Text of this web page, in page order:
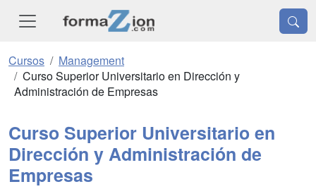
Cursos
Management
Curso Superior Universitario en Dirección y
Administración de Empresas
Curso Superior Universitario en
Dirección y Administración de
Empresas